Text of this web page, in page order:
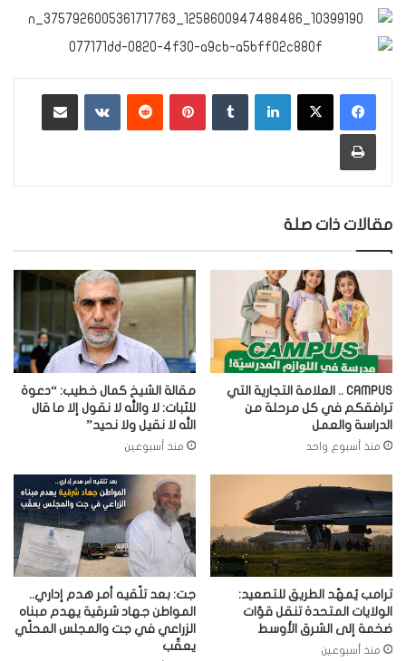
لينكدإن بينتيريست ‏VKontakte
طباعة
مقالات ذات صلة
CAMPUS .. العلامة التجارية التي
ترافقكم في كل مرحلة من
الدراسة والعمل
منذ أسبوع واحد
مقالة الشيخ كمال خطيب: “دعوة
للثبات: لا والله لا نقول إلا ما قال
الله لا نقيل ولا نحيد”
منذ أسبوعين
ترامب يُمهّد الطريق للتصعيد:
الولايات المتحدة تنقل قوّات
ضخمة إلى الشرق الأوسط
منذ أسبوعين
جت: بعد تلّقيه أمر هدم إداري..
المواطن جهاد شرقية يهدم مبناه
الزراعي في جت والمجلس المحلّي
يعقّب